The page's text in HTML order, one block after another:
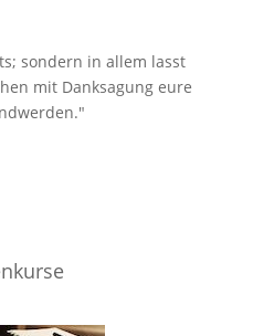
sondern in allem lasst
mit Danksagung eure